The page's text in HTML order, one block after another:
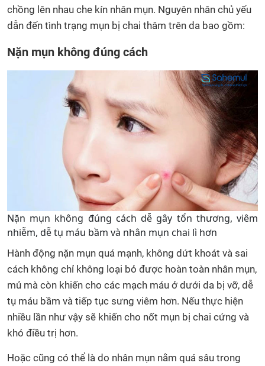
chồng lên nhau che kín nhân mụn. Nguyên nhân chủ yếu
dẫn đến tình trạng mụn bị chai thâm trên da bao gồm:
Nặn mụn không đúng cách
Nặn mụn không đúng cách dễ gây tổn thương, viêm
nhiễm, dễ tụ máu bầm và nhân mụn chai lì hơn
Hành động nặn mụn quá mạnh, không dứt khoát và sai
cách không chỉ không loại bỏ được hoàn toàn nhân mụn,
mủ mà còn khiến cho các mạch máu ở dưới da bị vỡ, dễ
tụ máu bầm và tiếp tục sưng viêm hơn. Nếu thực hiện
nhiều lần như vậy sẽ khiến cho nốt mụn bị chai cứng và
khó điều trị hơn.
Hoặc cũng có thể là do nhân mụn nằm quá sâu trong